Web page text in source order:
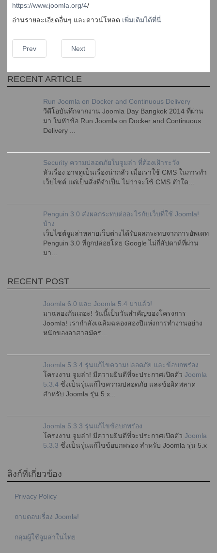
https://www.joomla.org/4/
อ่านรายละเอียดอื่นๆ และดาวน์โหลด เพิ่มเติมได้ที่นี่
Prev Next
RECENT ARTICLE
Run Joomla on Docker and Continuous Delivery
วีดีโอบันทึกจากงาน Joomla Day Bangkok 2014 ที่ผ่าน
มา ในหัวข้อ Run Joomla on Docker and Continuous
Delivery ...
Security ความปลอดภัยในจูมล่า ที่ต้องเฝ้าระวัง
หัวเรื่อง อาจดูเป็นเรื่องน่ากลัว เมื่อเราใช้ CMS ในการทำ
เว็บไซต์ แต่เป็นสิ่งที่จำเป็น ไม่ว่าจะใช้ CMS ตัวใด...
Penguin 3.0 ส่งผลกระทบต่ออะไรกับเว็บที่ใช้ Joomla!
บ้าง
เว็บไซต์จูมล่าหลายเว็บต่างได้รับผลกระทบจากการอัพเดท
Penguin 3.0 ที่ถูกปล่อยโดย Google ไม่กี่สัปดาห์ที่ผ่าน
มา...
RECENT POST
Joomla 6.0 และ Joomla 5.4 มาแล้ว!
มาฉลองกันเถอะ! วันนี้เป็นวันสำคัญของโครงการ
Joomla! เรากำลังเฉลิมฉลองสองปีแห่งการทำงานอย่าง
หนักของอาสาสมัคร...
Joomla 5.3.4 รุ่นแก้ไขความปลอดภัย และข้อบกพร่อง
โครงงาน จูมล่า! มีความยินดีที่จะประกาศเปิดตัว Joomla
5.3.4 ซึ่งเป็นรุ่นแก้ไขความปลอดภัย และข้อผิดพลาด
สำหรับ Joomla รุ่น 5.x...
Joomla 5.3.3 รุ่นแก้ไขข้อบกพร่อง
โครงงาน จูมล่า! มีความยินดีที่จะประกาศเปิดตัว Joomla
5.3.3 ซึ่งเป็นรุ่นแก้ไขข้อบกพร่อง สำหรับ Joomla รุ่น 5.x
ลิงก์ที่เกี่ยวข้อง
Privacy Policy
ถามตอบเรื่อง Joomla!
กลุ่มผู้ใช้จูมล่าในไทย